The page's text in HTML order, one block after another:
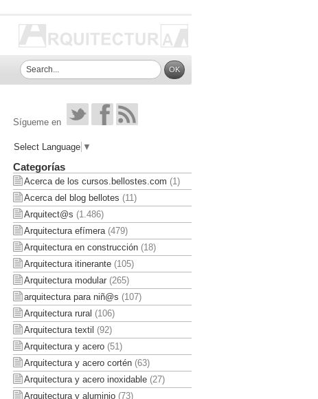
Sígueme en
Select Language ▼
Categorías
Acerca de los cursos.bellostes.com (1)
Acerca del blog bellotes (11)
Arquitect@s (1.486)
Arquitectura efímera(479)
Arquitectura en construcción(18)
Arquitectura itinerante(105)
Arquitectura modular(265)
arquitectura para niñ@s (107)
Arquitectura rural (106)
Arquitectura textil (92)
Arquitectura y acero(51)
Arquitectura y acero cortén(63)
Arquitectura y acero inoxidable(27)
Arquitectura y aluminio(73)